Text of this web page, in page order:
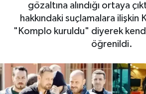
gözaltına alındığı ortaya
hakkındaki suçlamalara ilişkin
"Komplo kuruldu" diyerek
öğrenildi.